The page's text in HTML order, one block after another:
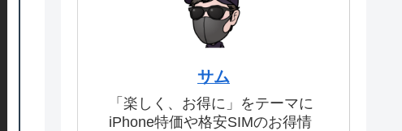
サム
「楽しく、お得に」をテーマに
iPhone特価や格安SIMのお得情